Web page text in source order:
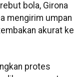
bola, Girona
mengirim umpan
akurat ke
protes